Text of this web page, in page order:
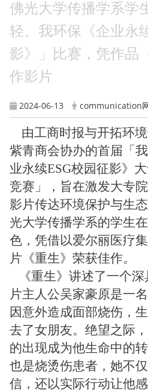
佛光大学传播学系学
轻、我环保《企业永
影》」比赛，凭作品
作影片
2024-06-13 communication
由工商时报与开拓环境
紫青商会协办的首届「
业永续ESG校园征影》
竞赛」，旨在激发大专
影片传达环境保护与生
光大学传播学系的学生
色，凭借以爱尔丽医疗
片《重生》荣获佳作。
《重生》讲述了一个深
片主人公吴家豪原是一
因意外造成面部烧伤，
去了女朋友。绝望之际
的出现成为他生命中的
也是烧烫伤患者，她不
信，还以实际行动让他